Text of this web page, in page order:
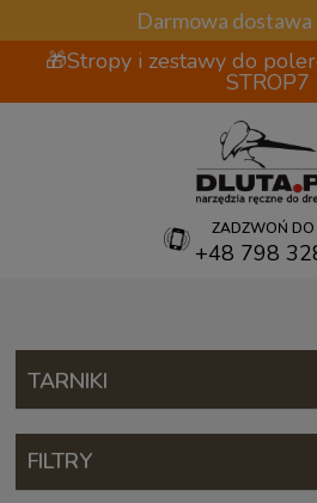
Darmowa dostawa
🎁Stropy i zestawy do
STROP7
ZADZWOŃ DO
+48 798
TARNIKI
FILTRY